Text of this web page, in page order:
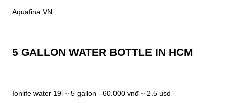
Aquafina VN
5 GALLON WATER BOTTLE IN HCM
Ionlife water 19l ~ 5 gallon - 60.000 vnđ ~ 2.5 usd